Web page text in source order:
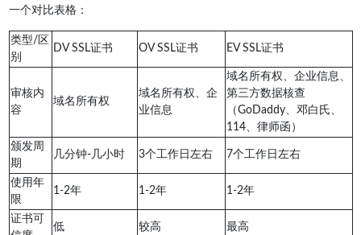
一个对比表格：
类型/区
别
DV SSL证书 OV SSL证书 EV SSL证书
审核内
容
域名所有权
域名所有权、企
业信息
域名所有权、企业信息、
第三方数据核查
（GoDaddy、邓白氏、
114、律师函）
颁发周
期
几分钟-几小时 3个工作日左右 7个工作日左右
使用年
限
1-2年 1-2年 1-2年
证书可
低 较高 最高